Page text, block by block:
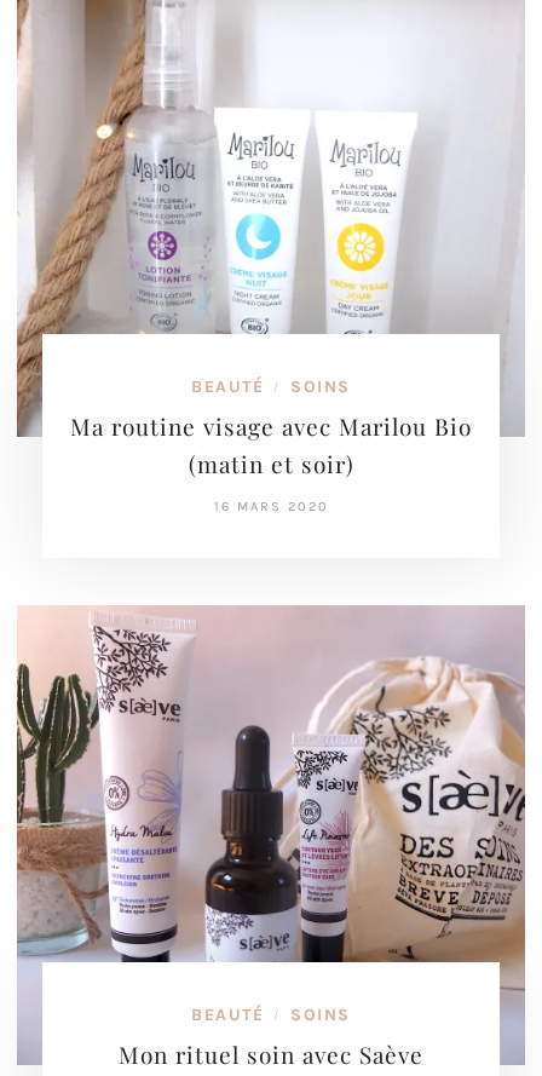
BEAUTÉ / SOINS
Ma routine visage avec Marilou Bio
(matin et soir)
16 MARS 2020
BEAUTÉ / SOINS
Mon rituel soin avec Saève